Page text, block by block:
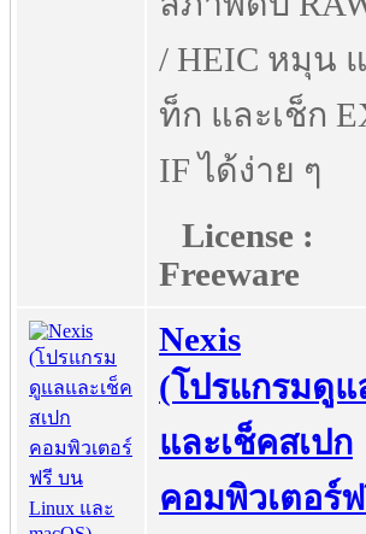
/ HEIC หมุน แ
ท็ก และเช็ก
IF ได้ง่าย ๆ
License :
Freeware
Nexis
(โปรแกรมดูแ
และเช็คสเปก
คอมพิวเตอร์